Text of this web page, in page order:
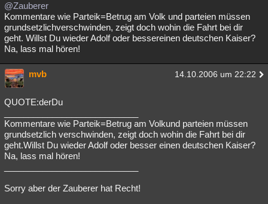
@Zauberer
Kommentare wie Parteik=Betrug am Volk und parteien müssen
grundsetzlichverschwinden, zeigt doch wohin die Fahrt bei dir
geht. Willst Du wieder Adolf oder bessereinen deutschen Kaiser?
Na, lass mal hören!
mvb 14.10.2006 um 22:22
QUOTE:derDu
Kommentare wie Parteik=Betrug am Volkund parteien müssen
grundsetzlich verschwinden, zeigt doch wohin die Fahrt bei dir
geht.Willst Du wieder Adolf oder besser einen deutschen Kaiser?
Na, lass mal hören!
Sorry aber der Zauberer hat Recht!